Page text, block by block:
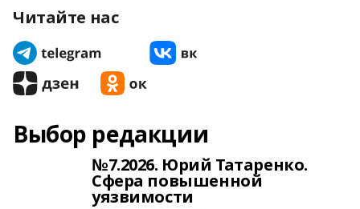
Читайте нас
Выбор редакции
№7.2026. Юрий Татаренко.
Сфера повышенной
уязвимости